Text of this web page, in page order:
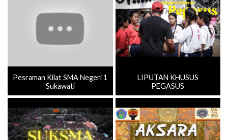
Pesraman Kilat SMA Negeri 1
Sukawati
LIPUTAN KHUSUS
PEGASUS